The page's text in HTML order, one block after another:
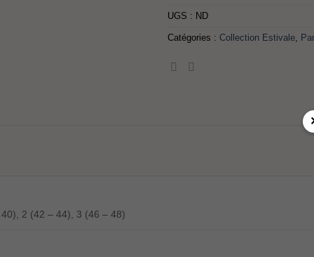
UGS : ND
Catégories : Collection Estivale
2 (42 – 44), 3 (46 – 48)